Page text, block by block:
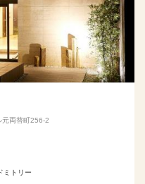
両替町256-2
ミトリー